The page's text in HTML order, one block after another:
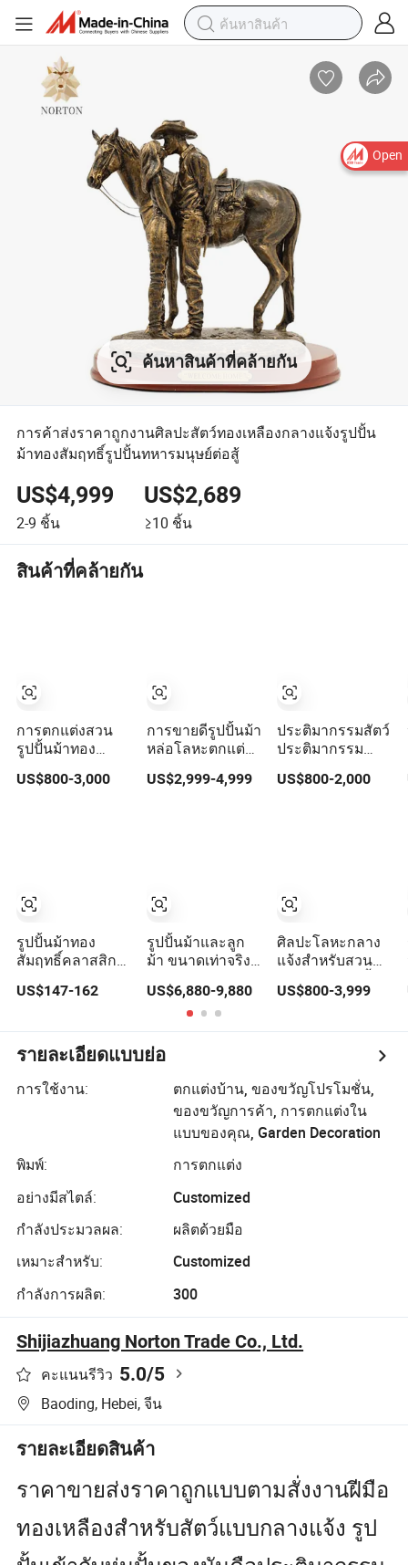
Open
ค้นหาสินค้าที่คล้ายกัน
การค้าส่งราคาถูกงานศิลปะสัตว์ทองเหลืองกลางแจ้งรูปปั้น
ม้าทองสัมฤทธิ์รูปปั้นทหารมนุษย์ต่อสู้
US$4,999
2-9 ชิ้น
US$2,689
≥10 ชิ้น
สินค้าที่คล้ายกัน
การตกแต่งสวน
รูปปั้นม้าทอง
เหลือง
ประติมากรรมเพ
US$800-3,000
รูปปั้นม้าทอง
สัมฤทธิ์คลาสสิก
สำหรับตกแต่งบ้าน
US$147-162
การขายดีรูปปั้นม้า
หล่อโลหะตกแต่ง
กลางแจ้ง
US$2,999-4,999
รูปปั้นม้าและลูก
ม้า ขนาดเท่าจริง
สัตว์ทองสัมฤทธิ์
ม้าตัวแม่กับลูกม้า
รูปปั้นม้า
US$6,880-9,880
ประติมากรรมสัตว์
ประติมากรรม
สิงโต สวน
ประติมากรรมสัตว์
ประติมากรรม
สิงโต
ประติมากรรม
กวาง สุนัข ม้า
ประติมากรรมสัตว์
US$800-2,000
ศิลปะโลหะกลาง
แจ้งสำหรับสวน
ม้าขนาดใหญ่ รูป
US$800-3,999
รายละเอียดแบบย่อ
การใช้งาน:
ตกแต่งบ้าน, ของขวัญโปรโมชั่น,
ของขวัญการค้า, การตกแต่งใน
แบบของคุณ, Garden Decoration
พิมพ์:
การตกแต่ง
อย่างมีสไตล์:
Customized
กำลังประมวลผล:
ผลิตด้วยมือ
เหมาะสำหรับ:
Customized
กำลังการผลิต:
300
Shijiazhuang Norton Trade Co., Ltd.
คะแนนรีวิว 5.0/5
Baoding, Hebei, จีน
รายละเอียดสินค้า
ราคาขายส่งราคาถูกแบบตามสั่งงานฝีมือ
ทองเหลืองสำหรับสัตว์แบบกลางแจ้ง รูป